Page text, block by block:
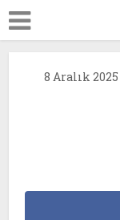
8 Aralık 2025